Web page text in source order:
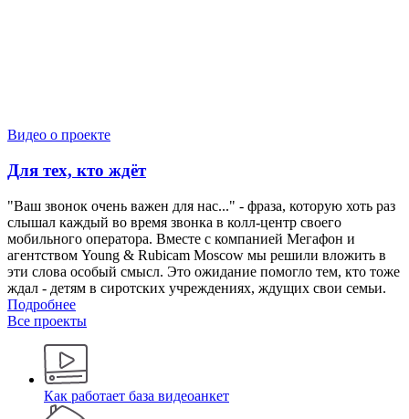
Видео о проекте
Для тех, кто ждёт
"Ваш звонок очень важен для нас..." - фраза, которую хоть раз
слышал каждый во время звонка в колл-центр своего
мобильного оператора. Вместе с компанией Мегафон и
агентством Young & Rubicam Moscow мы решили вложить в
эти слова особый смысл. Это ожидание помогло тем, кто тоже
ждал - детям в сиротских учреждениях, ждущих свои семьи.
Подробнее
Все проекты
Как работает база видеоанкет